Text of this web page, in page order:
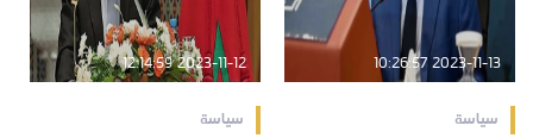
2023-11-13 10:26:57
سياسة
2023-11-12 12:14:59
سياسة